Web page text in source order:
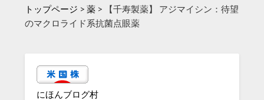
トップページ >薬 >
【千寿製薬】 アジマイシン：待望
のマクロライド系抗菌点眼薬
にほんブログ村